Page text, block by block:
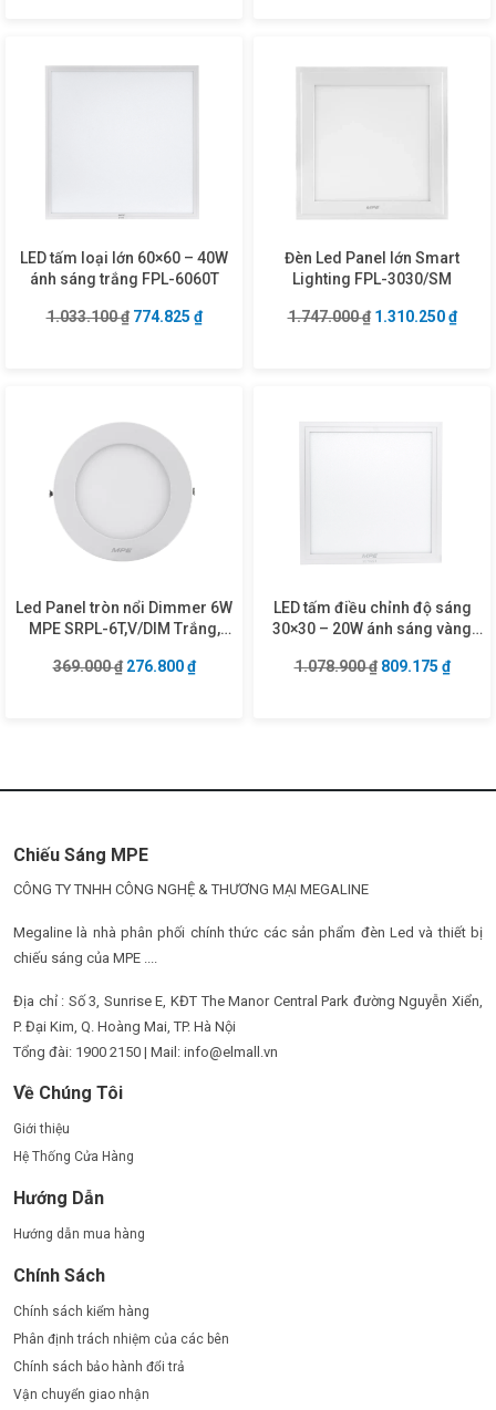
LED tấm loại lớn 60×60 – 40W
ánh sáng trắng FPL-6060T
1.033.100₫ Giá gốc là: 1.033.100 ₫.
774.825 ₫Giá hiện tại là: 774.825 ₫.
Đèn Led Panel lớn Smart
Lighting FPL-3030/SM
1.747.000₫ Giá gốc là:
1.310.250₫Giá
Led Panel tròn nổi Dimmer 6W
MPE SRPL-6T,V/DIM Trắng,
369.000₫ Giá gốc là: 369.000 ₫.
276.800₫Giá hiện tại là: 276.800 ₫.
LED tấm điều chỉnh độ sáng
30×30 – 20W ánh sáng vàng
1.078.900₫ Giá gốc là:
809.175 ₫Giá
Chiếu Sáng MPE
CÔNG TY TNHH CÔNG NGHỆ & THƯƠNG MẠI MEGALINE
Megaline là nhà phân phối chính thức các sản phẩm đèn Led và thiết bị
chiếu sáng của MPE ....
Địa chỉ : Số 3, Sunrise E, KĐT The Manor Central Park đường Nguyễn Xiển,
P. Đại Kim, Q. Hoàng Mai, TP. Hà Nội
Tổng đài: 1900 2150 | Mail: info@elmall.vn
Về Chúng Tôi
Giới thiệu
Hệ Thống Cửa Hàng
Hướng Dẫn
Hướng dẫn mua hàng
Chính Sách
Chính sách kiểm hàng
Phân định trách nhiệm của các bên
Chính sách bảo hành đổi trả
Vận chuyển giao nhận